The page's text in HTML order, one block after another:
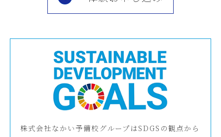
株式会社なかい予備校グループはSDGSの観点から